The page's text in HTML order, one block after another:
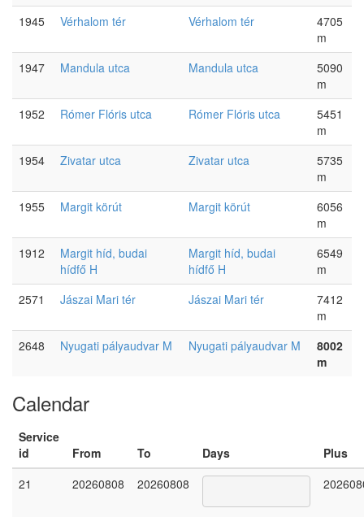
1945
Vérhalom tér Vérhalom tér
4705
m
1947
Mandula utca Mandula utca
5090
m
1952
Rómer Flóris utca Rómer Flóris utca
5451
m
1954
Zivatar utca Zivatar utca
5735
m
1955
Margit körút Margit körút
6056
m
1912
Margit híd, budai
hídfő H
Margit híd, budai
hídfő H
6549
m
2571
Jászai Mari tér Jászai Mari tér
7412
m
2648
Nyugati pályaudvar M Nyugati pályaudvar M
8002
m
Calendar
Service
id
From To Days
Plus
21
20260808 20260808